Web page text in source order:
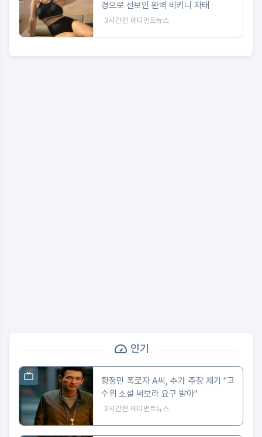
경으로 선보인 완벽 비키니 자태
3시간전 메디먼트뉴스
인기
황정민 폭로자 A씨, 추가 주장 제기 "고
수위 소설 써보라 요구 받아"
2시간전 메디먼트뉴스